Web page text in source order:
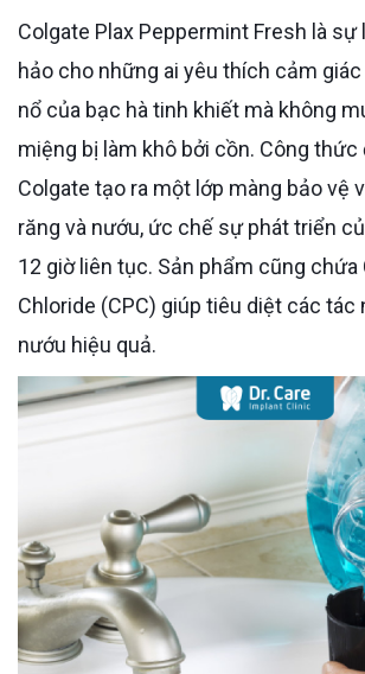
Colgate Plax Peppermint Fresh là sự lựa chọn hoàn
hảo cho những ai yêu thích cảm
nổ của bạc hà tinh khiết mà không
miệng bị làm khô bởi cồn. Công
Colgate tạo ra một lớp màng bảo vệ
răng và nướu, ức chế sự phát triển
12 giờ liên tục. Sản phẩm cũng
Chloride (CPC) giúp tiêu diệt các tác
nướu hiệu quả.